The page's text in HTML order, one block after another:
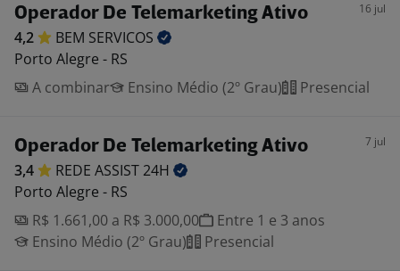
Operador De Telemarketing Ativo 16 jul
4,2 BEM SERVICOS
Porto Alegre - RS
A combinar
Ensino Médio (2º Grau) Presencial
Operador De Telemarketing Ativo 7 jul
3,4 REDE ASSIST24H
Porto Alegre - RS
R$ 1.661,00 a R$ 3.000,00
Entre 1 e 3 anos
Ensino Médio (2º Grau)
Presencial